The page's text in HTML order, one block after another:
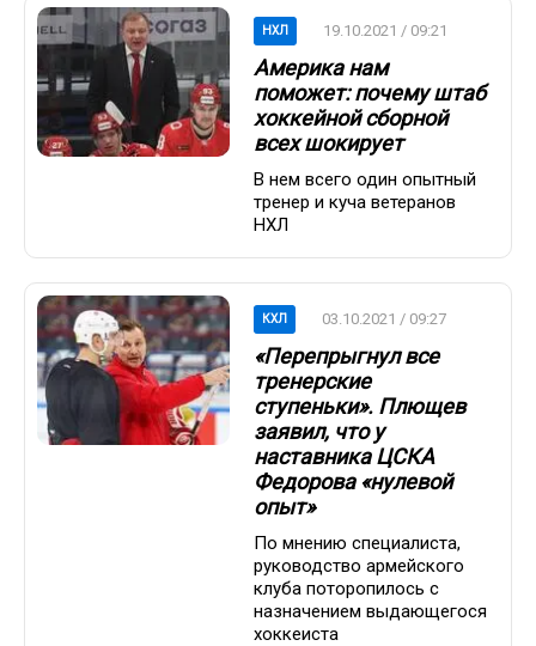
НХЛ 19.10.2021 / 09:21
Америка нам
поможет: почему штаб
хоккейной сборной
всех шокирует
В нем всего один опытный
тренер и куча ветеранов
НХЛ
КХЛ 03.10.2021 / 09:27
«Перепрыгнул все
тренерские
ступеньки». Плющев
заявил, что у
наставника ЦСКА
Федорова «нулевой
опыт»
По мнению специалиста,
руководство армейского
клуба поторопилось с
назначением выдающегося
хоккеиста